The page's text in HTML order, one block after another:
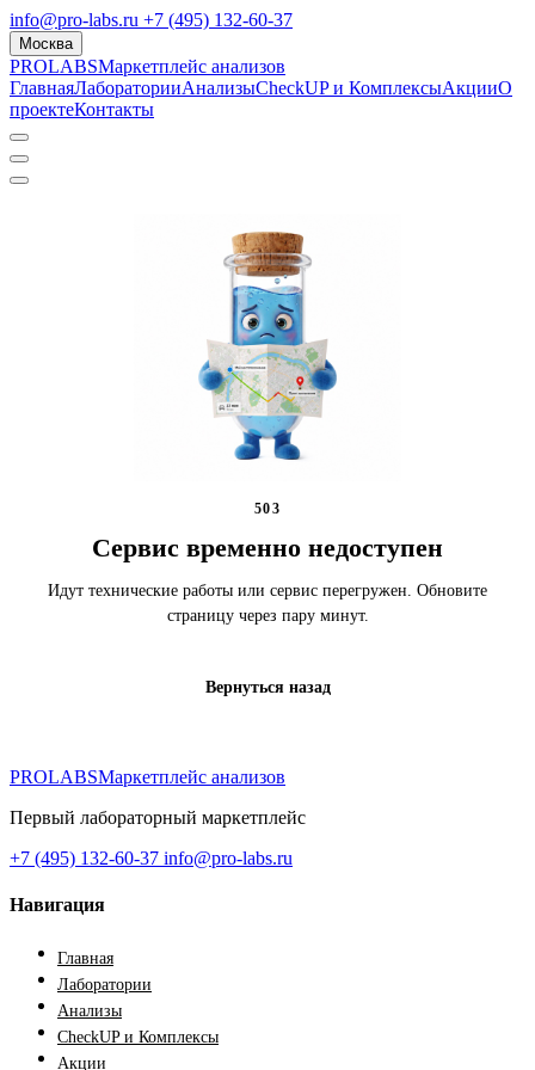
info@pro-labs.ru +7 (495) 132-60-37
Москва
PROLABSМаркетплейс анализов
ГлавнаяЛабораторииАнализыCheckUP и КомплексыАкцииО
проектеКонтакты
503
Сервис временно недоступен
Идут технические работы или сервис перегружен. Обновите
страницу через пару минут.
Вернуться назад
PROLABSМаркетплейс анализов
Первый лабораторный маркетплейс
+7 (495) 132-60-37 info@pro-labs.ru
Навигация
Главная
Лаборатории
Анализы
CheckUP и Комплексы
Акции